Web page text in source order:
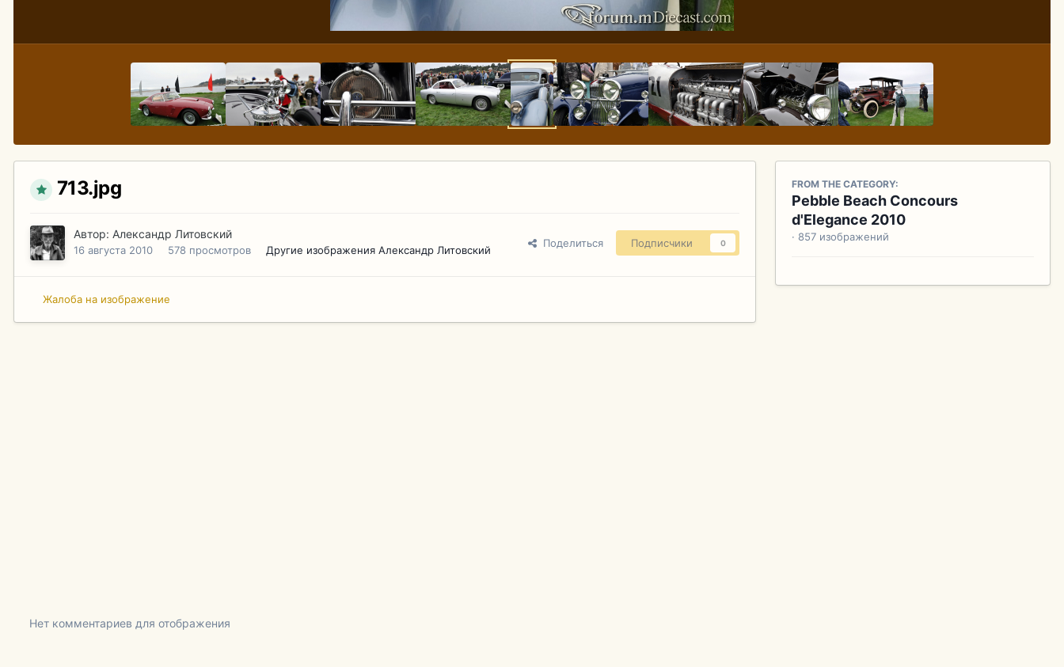
713.jpg
Автор: Александр Литовский
16 августа 2010 578 просмотров Другие изображения Александр Литовский
Поделиться Подписчики 0
Жалоба на изображение
FROM THE CATEGORY:
Pebble Beach Concours
d'Elegance 2010
· 857 изображений
Нет комментариев для отображения